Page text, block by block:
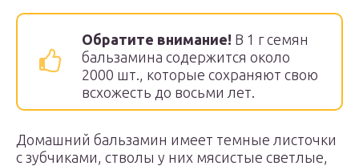
Обратите внимание! В 1 г семян
бальзамина содержится около
2000 шт., которые сохраняют свою
всхожесть до восьми лет.
Домашний бальзамин имеет темные листочки
с зубчиками, стволы у них мясистые светлые,